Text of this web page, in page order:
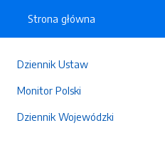
Dziennik Ustaw
Monitor Polski
Dziennik Wojewódzki
Strona główna